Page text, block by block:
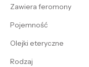
Zawiera feromony
Pojemność
Olejki eteryczne
Rodzaj